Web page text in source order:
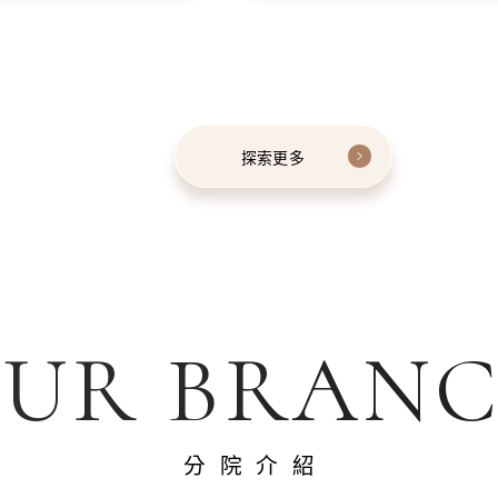
探索更多
分院介紹